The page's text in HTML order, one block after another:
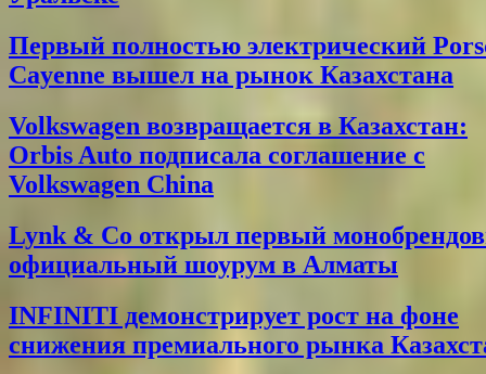
Первый полностью электрический
Cayenne вышел на рынок Казахстана
Volkswagen возвращается в Казахстан:
Orbis Auto подписала соглашение с
Volkswagen China
Lynk & Co открыл первый
официальный шоурум в Алматы
INFINITI демонстрирует рост на фоне
снижения премиального рынка